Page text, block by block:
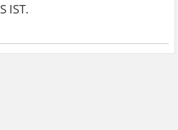
IST.